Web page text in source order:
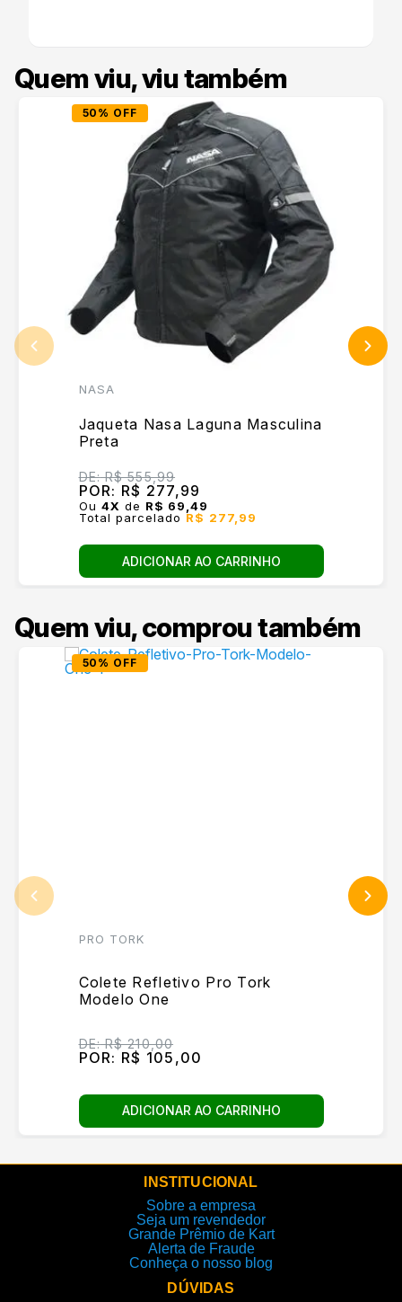
Quem viu, viu também
50% OFF
NASA
Jaqueta Nasa Laguna Masculina
Preta
DE:R$ 555,99
POR: R$ 277,99
Ou 4X de R$ 69,49
Total parceladoR$ 277,99
ADICIONAR AO CARRINHO
Quem viu, comprou também
50% OFF
PRO TORK
Colete Refletivo Pro Tork
Modelo One
DE:R$ 210,00
POR: R$ 105,00
ADICIONAR AO CARRINHO
INSTITUCIONAL
Sobre a empresa
Seja um revendedor
Grande Prêmio de Kart
Alerta de Fraude
Conheça o nosso blog
DÚVIDAS